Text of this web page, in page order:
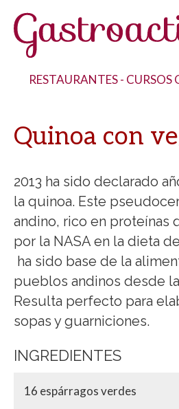
RESTAURANTES- CURSOS
Quinoa con
2013 ha sido declarado
la quinoa. Este
andino, rico en proteínas
por la NASA en la dieta
ha sido base de la
pueblos andinos desde
Resulta perfecto para
sopas y guarniciones.
INGREDIENTES
16 espárragos verdes